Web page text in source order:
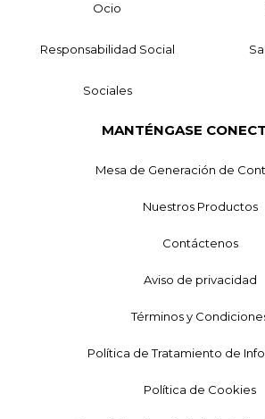
Ocio
Responsabilidad Social
Sociales
MANTÉNGASE
Mesa de Generación de
Nuestros Productos
Contáctenos
Aviso de privacidad
Términos y
Política de Tratamiento de
Política de Cookies